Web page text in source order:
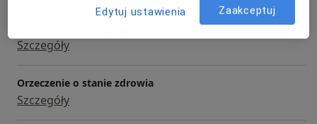
Szczegóły
Orzeczenie o stanie zdrowia
Szczegóły
Edytuj ustawienia Zaakceptuj